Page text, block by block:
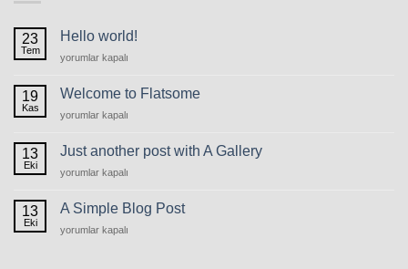
23
Tem
Hello world!
Hello
için
yorumlar kapalı
19
Kas
Welcome to Flatsome
Welcome
Flatsome
yorumlar kapalı
13
Eki
Just another post with A Gallery
Just
post
A
yorumlar kapalı
13
Eki
A Simple Blog Post
A
yorumlar kapalı